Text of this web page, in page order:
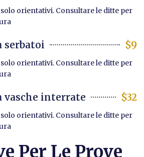
orientativi. Consultare le ditte per
serbatoi $9
orientativi. Consultare le ditte per
vasche interrate $32
orientativi. Consultare le ditte per
Per Le Prove